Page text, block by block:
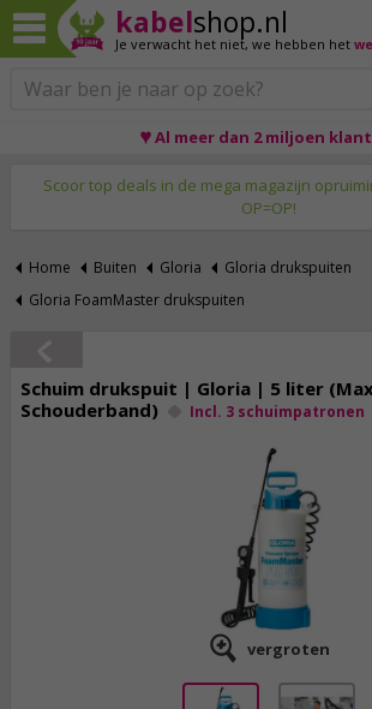
kabelshop.nl
Je verwacht het niet, we hebben het
♥ Al meer dan 2 miljoen
Scoor top deals in de mega magazijn
OP=OP!
Home Buiten Gloria
Gloria drukspuiten
Gloria FoamMaster drukspuiten
Schuim drukspuit | Gloria | 5 liter
Schouderband)
Incl. 3 schuimpatronen
vergroten